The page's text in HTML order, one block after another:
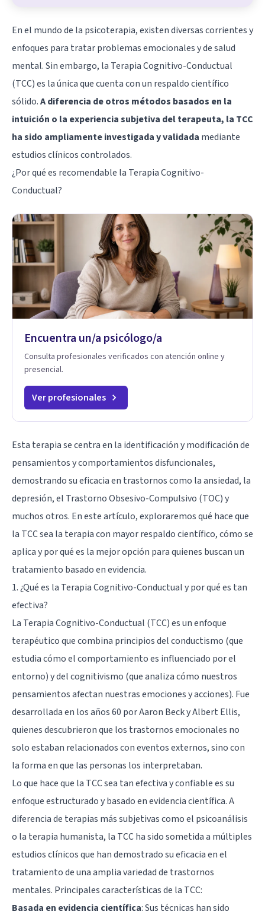
En el mundo de la psicoterapia, existen diversas corrientes y
enfoques para tratar problemas emocionales y de salud
mental. Sin embargo, la Terapia Cognitivo-Conductual
(TCC) es la única que cuenta con un respaldo científico
sólido.A diferencia de otros métodos basados en la
intuición o la experiencia subjetiva del terapeuta, la TCC
ha sido ampliamente investigada y validada mediante
estudios clínicos controlados.
¿Por qué es recomendable la Terapia Cognitivo-
Conductual?
Encuentra un/a psicólogo/a
Consulta profesionales verificados con atención online y
presencial.
Ver profesionales
Esta terapia se centra en la identificación y modificación de
pensamientos y comportamientos disfuncionales,
demostrando su eficacia en trastornos como la ansiedad, la
depresión, el Trastorno Obsesivo-Compulsivo (TOC) y
muchos otros. En este artículo, exploraremos qué hace que
la TCC sea la terapia con mayor respaldo científico, cómo se
aplica y por qué es la mejor opción para quienes buscan un
tratamiento basado en evidencia.
1. ¿Qué es la Terapia Cognitivo-Conductual y por qué es tan
efectiva?
La Terapia Cognitivo-Conductual (TCC) es un enfoque
terapéutico que combina principios del conductismo (que
estudia cómo el comportamiento es influenciado por el
entorno) y del cognitivismo (que analiza cómo nuestros
pensamientos afectan nuestras emociones y acciones). Fue
desarrollada en los años 60 porAaron BeckyAlbert Ellis,
quienes descubrieron que los trastornos emocionales no
solo estaban relacionados con eventos externos, sino con
la forma en que las personas los interpretaban.
Lo que hace que la TCC sea tan efectiva y confiable es su
enfoque estructurado y basado en evidencia científica. A
diferencia de terapias más subjetivas como el psicoanálisis
o la terapia humanista, la TCC ha sido sometida a múltiples
estudios clínicos que han demostrado su eficacia en el
tratamiento de una amplia variedad de trastornos
mentales. Principales características de la TCC:
Basada en evidencia científica: Sus técnicas han sido